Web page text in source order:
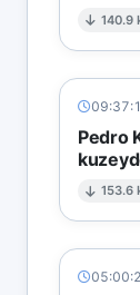
140.9
Pedro
153.6